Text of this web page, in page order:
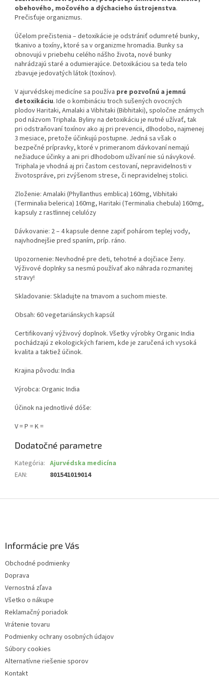
obehového, močového a dýchacieho ústrojenstva.
Prečisťuje organizmus.
Účelom prečistenia – detoxikácie je odstrániť odumreté bunky,
tkanivo a toxíny, ktoré sa v organizme hromadia. Bunky sa
obnovujú v priebehu celého nášho života, nové bunky
nahrádzajú staré a odumierajúce. Detoxikáciou sa teda telo
zbavuje jedovatých látok (toxínov).
V ajurvédskej medicíne sa používa pre pozvoľnú a jemnú
detoxikáciu. Ide o kombináciu troch sušených ovocných
plodov Haritaki, Amalaki a Vibhitaki (Bibhitaki), spoločne známych
pod názvom Triphala. Byliny na detoxikáciu je nutné užívať, tak
pri odstraňovaní toxínov ako aj pri prevencii, dlhodobo, najmenej
3 mesiace, pretože účinkujú postupne. Jedná sa však o
bezpečné prípravky, ktoré v primeranom dávkovaní nemajú
nežiaduce účinky a ani pri dlhodobom užívaní nie sú návykové.
Triphala je vhodná aj pri častom cestovaní, nepravidelnosti v
životospráve, pri zvýšenom strese, či nepravidelnej stolici.
Zloženie: Amalaki (Phyllanthus emblica) 160mg, Vibhitaki
(Terminalia belerica) 160mg, Haritaki (Terminalia chebula) 160mg,
kapsuly z rastlinnej celulózy
Dávkovanie: 2 – 4 kapsule denne zapiť pohárom teplej vody,
najvhodnejšie pred spaním, príp. ráno.
Upozornenie: Nevhodné pre deti, tehotné a dojčiace ženy.
Výživové doplnky sa nesmú používať ako náhrada rozmanitej
stravy!
Skladovanie: Skladujte na tmavom a suchom mieste.
Obsah: 60 vegetariánskych kapsúl
Certifikovaný výživový doplnok. Všetky výrobky Organic India
pochádzajú z ekologických fariem, kde je zaručená ich vysoká
kvalita a taktiež účinok.
Krajina pôvodu: India
Výrobca: Organic India
Účinok na jednotlivé dóše:
V = P = K =
Dodatočné parametre
Kategória: Ajurvédska medicína
EAN: 801541019014
Informácie pre Vás
Obchodné podmienky
Doprava
Vernostná zľava
Všetko o nákupe
Reklamačný poriadok
Vrátenie tovaru
Podmienky ochrany osobných údajov
Súbory cookies
Alternatívne riešenie sporov
Kontakt